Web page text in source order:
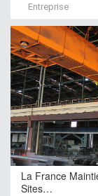
Entreprise
La France
Sites…